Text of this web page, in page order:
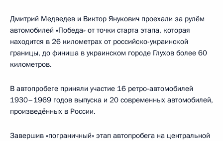
Дмитрий Медведев и Виктор Янукович проехали за рулём
автомобилей «Победа» от точки старта этапа, которая
находится в 26 километрах от российско-украинской
границы, до финиша в украинском городе Глухов более 60
километров.
В автопробеге приняли участие 16 ретро-автомобилей
1930–1969 годов выпуска и 20 современных автомобилей,
произведённых в России.
Завершив «пограничный» этап автопробега на центральной